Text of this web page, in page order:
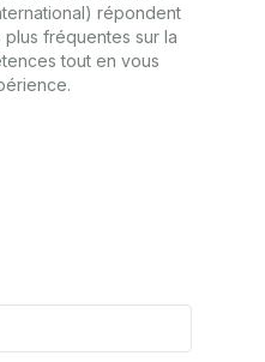
répondent
fréquentes sur la
tout en vous